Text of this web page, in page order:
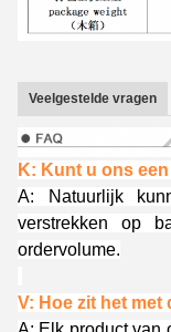
Veelgestelde vragen
K: Kunt u ons
A: Natuurlijk
verstrekken op
ordervolume.
V: Hoe zit het met